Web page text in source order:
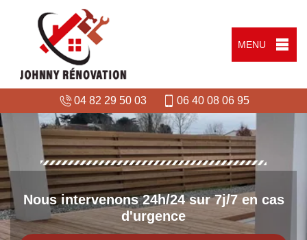
MENU
04 82 29 50 03 06 40 08 06 95
Nous intervenons 24h/24 sur 7j/7 en cas
d'urgence